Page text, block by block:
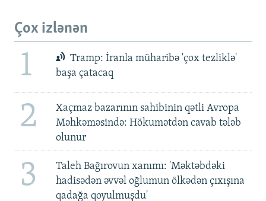
Çox izlənən
1
Tramp: İranla müharibə 'çox tezliklə'
başa çatacaq
2
Xaçmaz bazarının sahibinin qətli Avropa
Məhkəməsində: Hökumətdən cavab tələb
olunur
3
Taleh Bağırovun xanımı: 'Məktəbdəki
hadisədən əvvəl oğlumun ölkədən çıxışına
qadağa qoyulmuşdu'